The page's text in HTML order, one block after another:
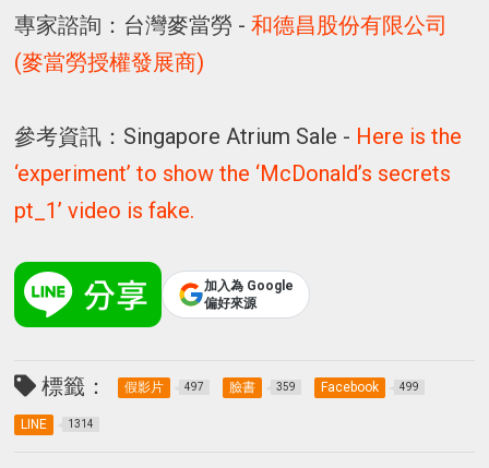
專家諮詢：台灣麥當勞 -和德昌股份有限公司
(麥當勞授權發展商)
參考資訊：Singapore Atrium Sale - Here is the
‘experiment’ to show the ‘McDonald’s secrets
pt_1’ video is fake.
加入為 Google
偏好來源
標籤： 假影片 497 臉書 359 Facebook 499
LINE 1314